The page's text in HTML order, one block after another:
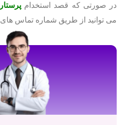
در صورتی که قصد استخدام
می توانید از طریق شماره تماس های